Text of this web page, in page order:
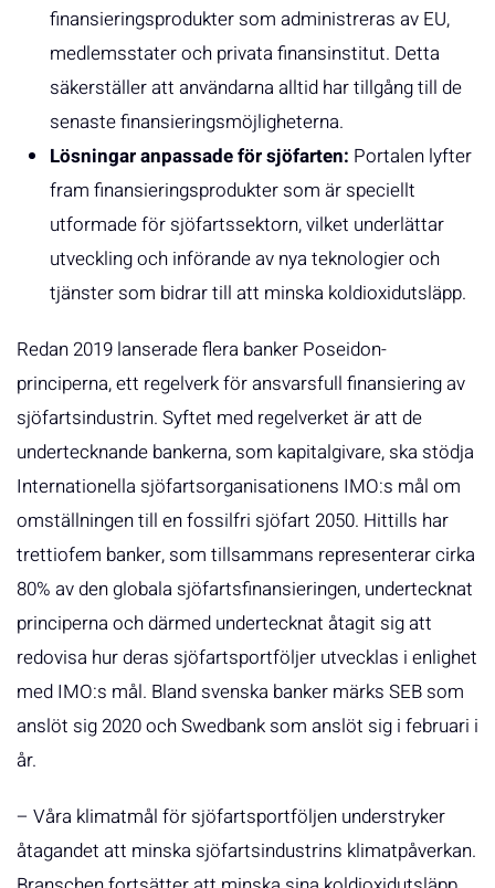
finansieringsprodukter som administreras av EU,
medlemsstater och privata finansinstitut. Detta
säkerställer att användarna alltid har tillgång till de
senaste finansieringsmöjligheterna.
Lösningar anpassade för sjöfarten: Portalen lyfter
fram finansieringsprodukter som är speciellt
utformade för sjöfartssektorn, vilket underlättar
utveckling och införande av nya teknologier och
tjänster som bidrar till att minska koldioxidutsläpp.
Redan 2019 lanserade flera banker Poseidon-
principerna, ett regelverk för ansvarsfull finansiering av
sjöfartsindustrin. Syftet med regelverket är att de
undertecknande bankerna, som kapitalgivare, ska stödja
Internationella sjöfartsorganisationens IMO:s mål om
omställningen till en fossilfri sjöfart 2050. Hittills har
trettiofem banker, som tillsammans representerar cirka
80% av den globala sjöfartsfinansieringen, undertecknat
principerna och därmed undertecknat åtagit sig att
redovisa hur deras sjöfartsportföljer utvecklas i enlighet
med IMO:s mål. Bland svenska banker märks SEB som
anslöt sig 2020 och Swedbank som anslöt sig i februari i
år.
– Våra klimatmål för sjöfartsportföljen understryker
åtagandet att minska sjöfartsindustrins klimatpåverkan.